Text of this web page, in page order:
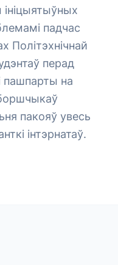
падчас
Політэхнічнай
перад
пашпарты на
пакояў увесь
інтэрнатаў.